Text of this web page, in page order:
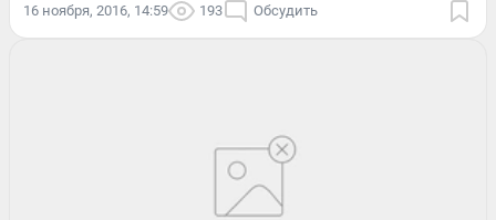
16 ноября, 2016, 14:59 193 Обсудить